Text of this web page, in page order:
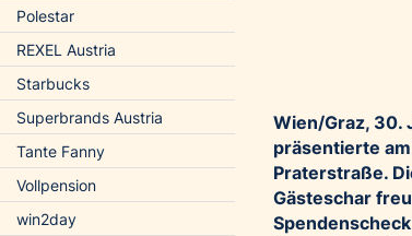
Polestar
REXEL Austria
Starbucks
Superbrands Austria
Tante Fanny
Vollpension
win2day
Wien/Graz, 30.
präsentierte
Praterstraße.
Gästeschar